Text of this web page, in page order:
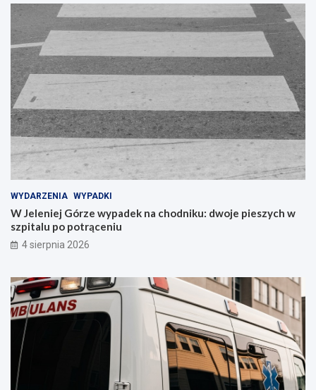
WYDARZENIA WYPADKI
W Jeleniej Górze wypadek na chodniku: dwoje pieszych w
szpitalu po potrąceniu
4 sierpnia 2026